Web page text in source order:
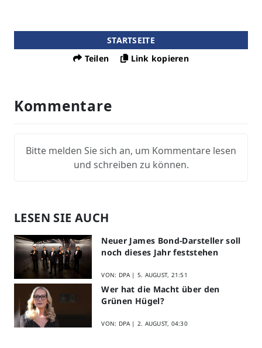
STARTSEITE
Teilen
Link kopieren
Kommentare
Bitte melden Sie sich an, um Kommentare lesen
und schreiben zu können.
LESEN SIE AUCH
Neuer James Bond-Darsteller soll
noch dieses Jahr feststehen
VON: DPA | 5. AUGUST, 21:51
Wer hat die Macht über den
Grünen Hügel?
VON: DPA | 2. AUGUST, 04:30